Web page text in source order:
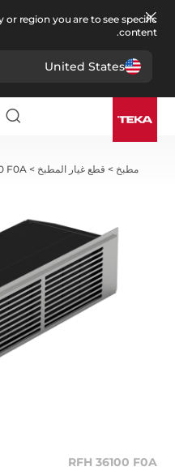
region you are to see specific
content.
United States
مطبخ > قطع غيار المطبخ >
F0A
RFH 36100 F0A